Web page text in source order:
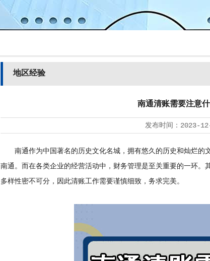
地区经验
南通清账需要注意
发布时间： 2023-
南通作为中国著名的历史文化名城，拥有悠久的历史和灿烂的
南通。而在各类企业的经营活动中，财务管理是至关重要的一环
多样性密不可分，因此清账工作需要谨慎细致，务求完美。